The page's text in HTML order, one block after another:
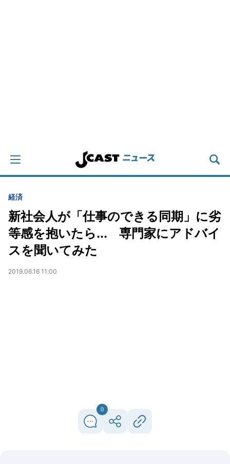
経済
新社会人が「仕事のできる同期」に劣
等感を抱いたら... 専門家にアドバイ
スを聞いてみた
2019.06.16 11:00
0